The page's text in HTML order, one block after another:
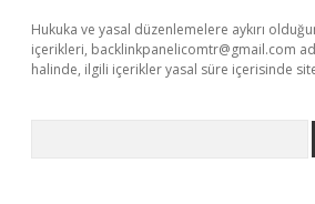
Hukuka ve yasal düzenlemelere aykırı
içerikleri, backlinkpanelicomtr@gmail.com
halinde, ilgili içerikler yasal süre içerisinde